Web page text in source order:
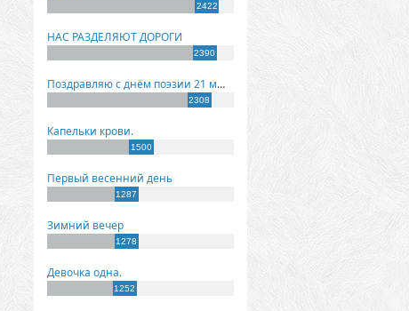
2422
НАС РАЗДЕЛЯЮТ ДОРОГИ
2390
Поздравляю с днём поэзии 21 марта!
2308
Капельки крови.
1500
Первый весенний день
1287
Зимний вечер
1278
Девочка одна.
1252